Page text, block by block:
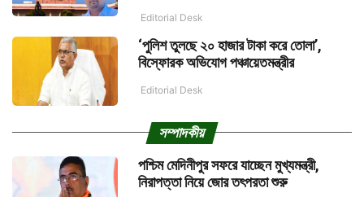
Editorial Desk
‘পুলিশ তুলছে ২০ হাজার টাকা করে তোলা’,
বিস্ফোরক অভিযোগ পঞ্চায়েতমন্ত্রীর
Editorial Desk
সম্পাদকীয়
পশ্চিম মেদিনীপুর সফরে যাচ্ছেন মুখ্যমন্ত্রী,
নিরাপত্তা নিয়ে জোর তৎপরতা শুরু